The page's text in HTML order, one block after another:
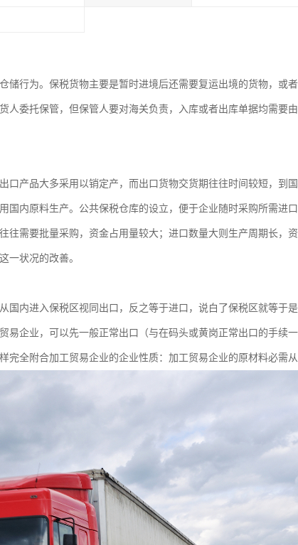
储行为。保税货物主要是暂时进境后还需要复运出境的货物，或
人委托保管，但保管人要对海关负责，入库或者出库单据均需要
口产品大多采用以销定产，而出口货物交货期往往时间较短，到国
国内原料生产。公共保税仓库的设立，便于企业随时采购所需进
往需要批量采购，资金占用量较大；进口数量大则生产周期长，
一状况的改善。
国内进入保税区视同出口，反之等于进口，说白了保税区就等于
易企业，可以先一般正常出口（与在码头或黄岗正常出口的手续
完全附合加工贸易企业的企业性质：加工贸易企业的原材料必需从